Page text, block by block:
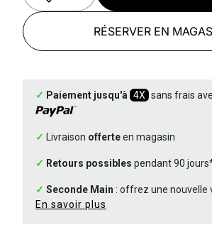
RÉSERVER EN
✓ Paiement jusqu'à 4X sans frais
✓ Livraison offerteen magasin
✓ Retours possibles pendant 90
✓ Seconde Main : offrez une nouvelle
En savoir plus